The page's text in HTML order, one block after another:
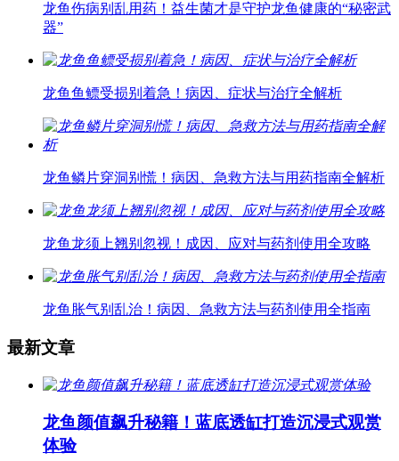
龙鱼伤病别乱用药！益生菌才是守护龙鱼健康的“秘密武
器”
龙鱼鱼鳔受损别着急！病因、症状与治疗全解析
龙鱼鳞片穿洞别慌！病因、急救方法与用药指南全解析
龙鱼龙须上翘别忽视！成因、应对与药剂使用全攻略
龙鱼胀气别乱治！病因、急救方法与药剂使用全指南
最新文章
龙鱼颜值飙升秘籍！蓝底透缸打造沉浸式观赏
体验